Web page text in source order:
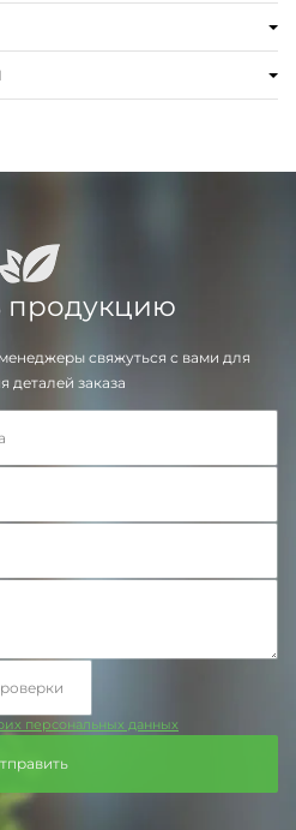
продукцию
свяжуться с вами для
деталей заказа
персональных данных